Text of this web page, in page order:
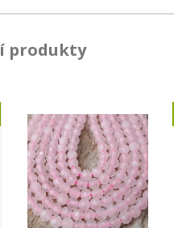
produkty